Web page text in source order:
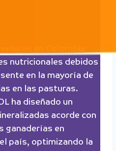
en Colombia
nutricionales debidos
en la mayoría de
en las pasturas.
ha diseñado un
acorde con
ganaderías en
país, optimizando la